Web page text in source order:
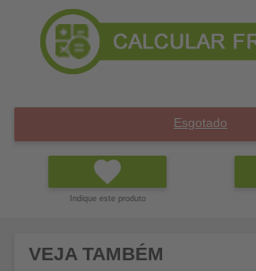
Esgotado
Indique este produto
VEJA TAMBÉM